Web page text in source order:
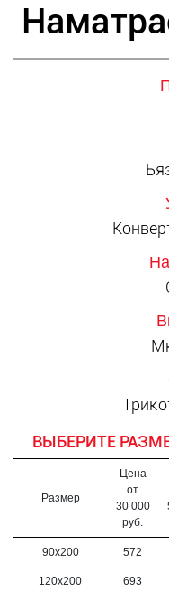
ВЫБЕРИТЕ
Размер
Цена
от
30 000
руб.
90х200 572
120х200 693